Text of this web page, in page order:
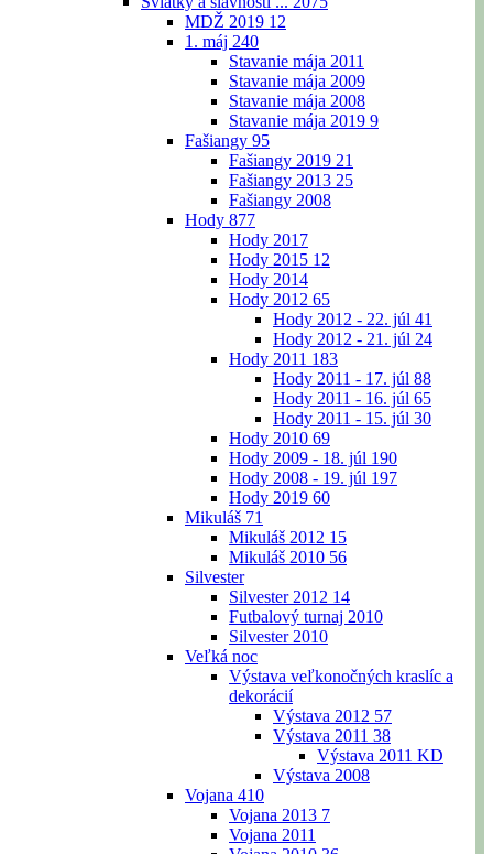
MDŽ 2019 12
1. máj 240
Stavanie mája 2011
Stavanie mája 2009
Stavanie mája 2008
Stavanie mája 2019 9
Fašiangy 95
Fašiangy 2019 21
Fašiangy 2013 25
Fašiangy 2008
Hody 877
Hody 2017
Hody 2015 12
Hody 2014
Hody 2012 65
Hody 2012 - 22. júl 41
Hody 2012 - 21. júl 24
Hody 2011 183
Hody 2011 - 17. júl 88
Hody 2011 - 16. júl 65
Hody 2011 - 15. júl 30
Hody 2010 69
Hody 2009 - 18. júl 190
Hody 2008 - 19. júl 197
Hody 2019 60
Mikuláš 71
Mikuláš 2012 15
Mikuláš 2010 56
Silvester
Silvester 2012 14
Futbalový turnaj 2010
Silvester 2010
Veľká noc
Výstava veľkonočných kraslíc a
dekorácií
Výstava 2012 57
Výstava 2011 38
Výstava 2011 KD
Výstava 2008
Vojana 410
Vojana 2013 7
Vojana 2011